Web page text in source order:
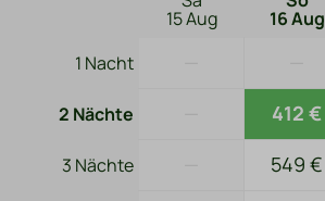
15 Aug 16 Aug
1 Nacht
2 Nächte 412 €
3 Nächte 549 €